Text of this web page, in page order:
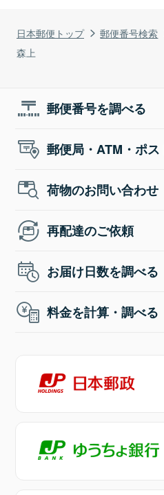
日本郵便トップ 郵便番号検索
森上
郵便番号を調べる
郵便局・ATM・ポ
荷物のお問い合わせ
再配達のご依頼
お届け日数を調べる
料金を計算・調べる